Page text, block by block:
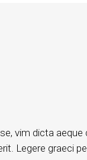
vim dicta
Legere graeci